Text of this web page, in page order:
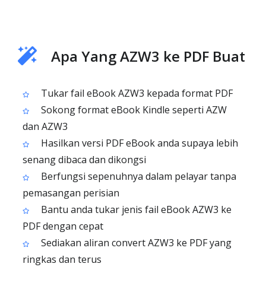
Apa Yang AZW3 ke PDF Buat
Tukar fail eBook AZW3 kepada format PDF
Sokong format eBook Kindle seperti AZW
dan AZW3
Hasilkan versi PDF eBook anda supaya lebih
senang dibaca dan dikongsi
Berfungsi sepenuhnya dalam pelayar tanpa
pemasangan perisian
Bantu anda tukar jenis fail eBook AZW3 ke
PDF dengan cepat
Sediakan aliran convert AZW3 ke PDF yang
ringkas dan terus